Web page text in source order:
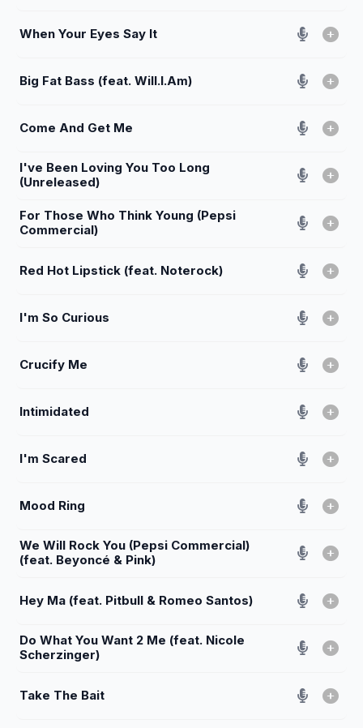
When Your Eyes Say It
Big Fat Bass (feat. Will.I.Am)
Come And Get Me
I've Been Loving You Too Long
(Unreleased)
For Those Who Think Young (Pepsi
Commercial)
Red Hot Lipstick (feat. Noterock)
I'm So Curious
Crucify Me
Intimidated
I'm Scared
Mood Ring
We Will Rock You (Pepsi Commercial)
(feat. Beyoncé & Pink)
Hey Ma (feat. Pitbull & Romeo Santos)
Do What You Want 2 Me (feat. Nicole
Scherzinger)
Take The Bait